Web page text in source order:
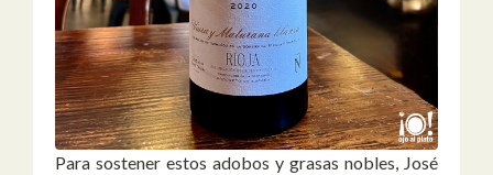
Para sostener estos adobos y grasas nobles, José